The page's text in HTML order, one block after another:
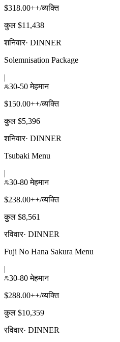
$318.00++/व्यक्ति
कुल $11,438
शनिवार· DINNER
Solemnisation Package
|
30-50 मेहमान
$150.00++/व्यक्ति
कुल $5,396
शनिवार· DINNER
Tsubaki Menu
|
30-80 मेहमान
$238.00++/व्यक्ति
कुल $8,561
रविवार· DINNER
Fuji No Hana Sakura Menu
|
30-80 मेहमान
$288.00++/व्यक्ति
कुल $10,359
रविवार· DINNER